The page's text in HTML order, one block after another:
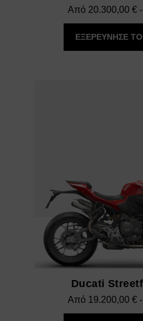
Από 20.300,00 € -
ΕΞΕΡΕΥΝΗΣΕ
Ducati
Από 19.200,00 € -